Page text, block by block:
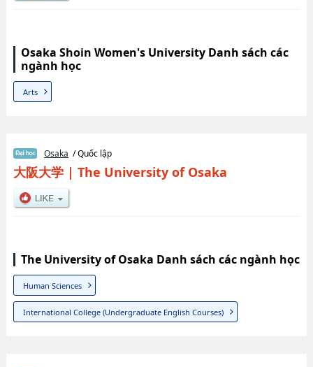
Osaka Shoin Women's University Danh sách các
ngành học
Arts
Osaka / Quốc lập
大阪大学| The University of Osaka
The University of Osaka Danh sách các ngành học
Human Sciences
International College (Undergraduate English Courses)